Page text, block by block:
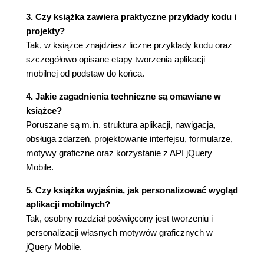
pageLoading (98)
silentScroll (99)
addResolutionBreakpoints (99)
Zdarzenia (99)
Zdarzenia związane z dotykiem (99)
Zdarzenia związane z ukrywaniem i
Zdarzenia związane z przewijaniem
dokumentu (104)
Zdarzenia związane ze zmianą orientacji
API responsywnego układu dokumentu (104)
Selektory CSS (105)
Konfigurowanie biblioteki jQuery Mobile (108)
Dostępne opcje (108)
Modyfikowanie opcji za pomocą zdarzenia
3. Czy książka zawiera praktyczne przykłady kodu i
projekty?
Tak, w książce znajdziesz liczne przykłady kodu oraz
szczegółowo opisane etapy tworzenia aplikacji
mobilnej od podstaw do końca.
4. Jakie zagadnienia techniczne są omawiane w
książce?
Poruszane są m.in. struktura aplikacji, nawigacja,
obsługa zdarzeń, projektowanie interfejsu, formularze,
motywy graficzne oraz korzystanie z API jQuery
Mobile.
5. Czy książka wyjaśnia, jak personalizować wygląd
aplikacji mobilnych?
Tak, osobny rozdział poświęcony jest tworzeniu i
personalizacji własnych motywów graficznych w
jQuery Mobile.